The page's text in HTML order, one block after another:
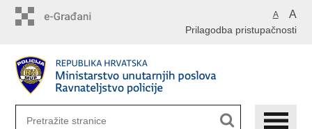
A A
Prilagodba pristupačnosti